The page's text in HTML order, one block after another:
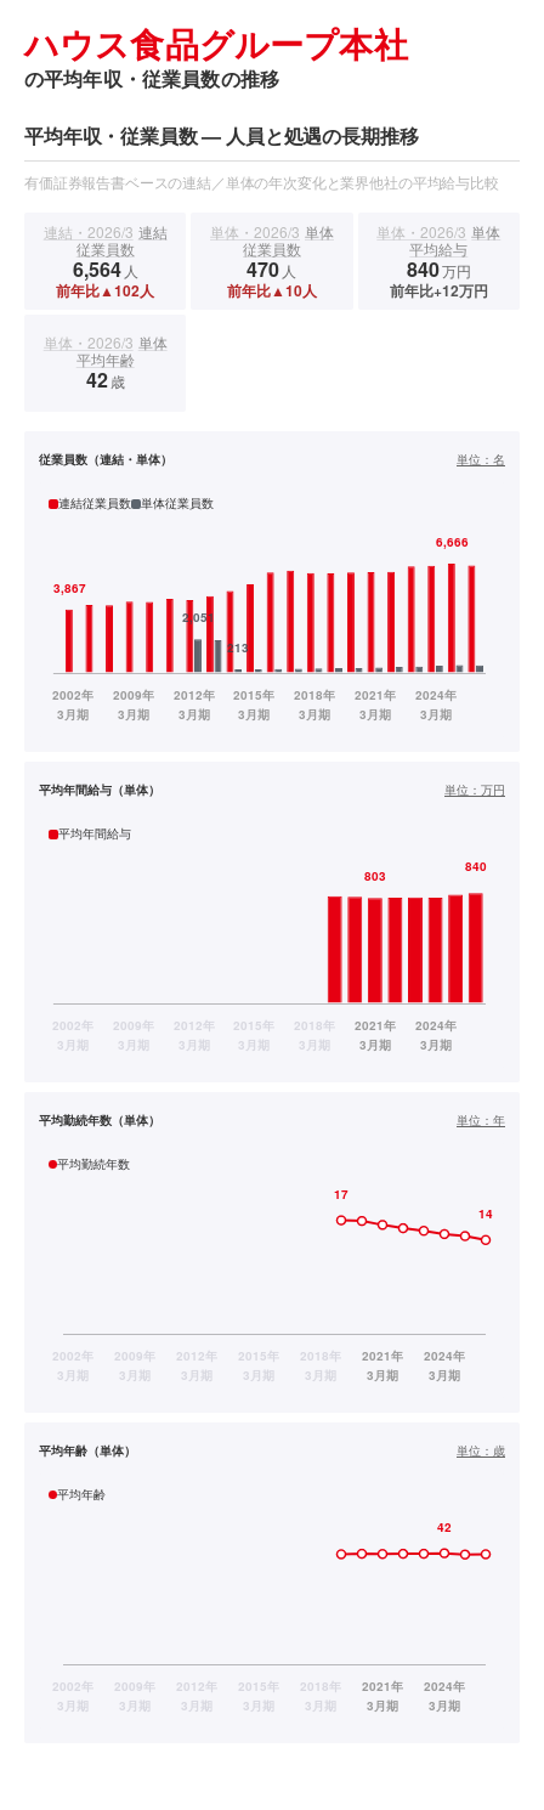
ハウス食品グループ本社
の平均年収・従業員数の推移
平均年収・従業員数 — 人員と処遇の長期推移
有価証券報告書ベースの連結／単体の年次変化と業界他社の平均給与比較
連結・2026/3 連結
従業員数
6,564 人
前年比▲102人
単体・2026/3 単体
従業員数
470 人
前年比▲10人
単体・2026/3 単体
平均給与
840万円
前年比+12万円
単体・2026/3 単体
平均年齢
42歳
従業員数（連結・単体） 単位： 名
連結従業員数 単体従業員数
平均年間給与（単体） 単位： 万円
平均年間給与
平均勤続年数（単体） 単位： 年
平均勤続年数
平均年齢（単体） 単位： 歳
平均年齢